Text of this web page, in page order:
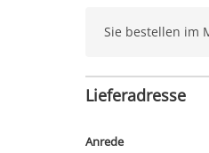
Sie bestellen im
Lieferadresse
Anrede